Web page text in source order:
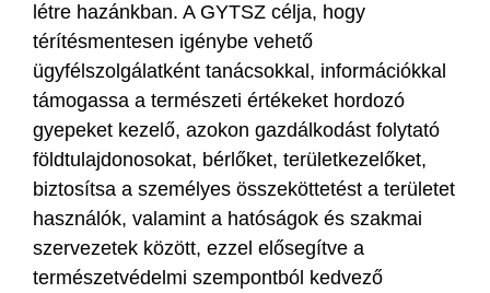
létre hazánkban. A GYTSZ célja, hogy
térítésmentesen igénybe vehető
ügyfélszolgálatként tanácsokkal, információkkal
támogassa a természeti értékeket hordozó
gyepeket kezelő, azokon gazdálkodást folytató
földtulajdonosokat, bérlőket, területkezelőket,
biztosítsa a személyes összeköttetést a területet
használók, valamint a hatóságok és szakmai
szervezetek között, ezzel elősegítve a
természetvédelmi szempontból kedvező